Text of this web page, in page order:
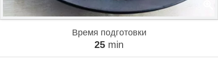
Время подготовки
25 min